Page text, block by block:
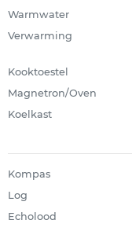
Warmwater
Verwarming
Kooktoestel
Magnetron/Oven
Koelkast
Kompas
Log
Echolood